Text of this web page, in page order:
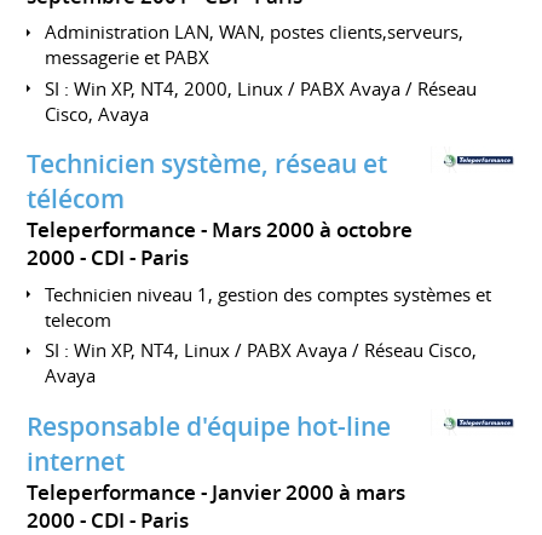
Administration LAN, WAN, postes clients,serveurs,
messagerie et PABX
SI : Win XP, NT4, 2000, Linux / PABX Avaya / Réseau
Cisco, Avaya
Technicien système, réseau et
télécom
Teleperformance
Mars 2000 à octobre
2000 CDI Paris
Technicien niveau 1, gestion des comptes systèmes et
telecom
SI : Win XP, NT4, Linux / PABX Avaya / Réseau Cisco,
Avaya
Responsable d'équipe hot-line
internet
Teleperformance
Janvier 2000 à mars
2000 CDI Paris